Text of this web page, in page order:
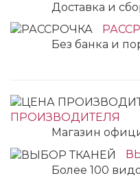
Доставка и
Без банка и
ПРОИЗВОДИТЕЛЯ
Магазин
Более 100